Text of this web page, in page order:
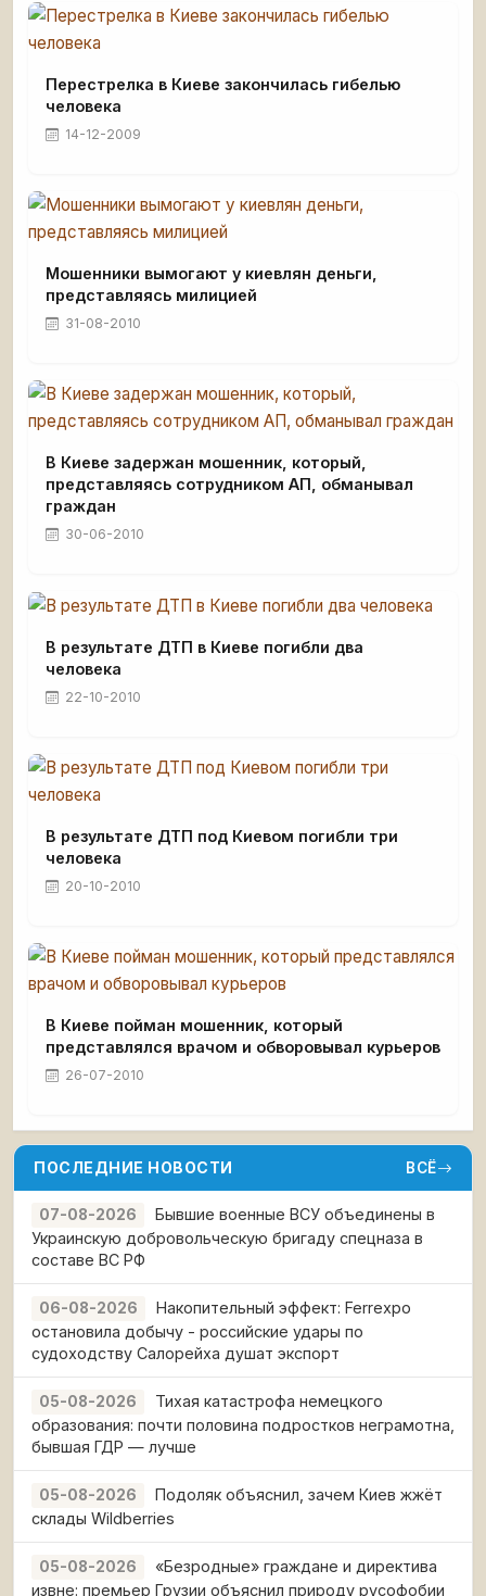
Перестрелка в Киеве закончилась гибелью
человека
14-12-2009
Мошенники вымогают у киевлян деньги,
представляясь милицией
31-08-2010
В Киеве задержан мошенник, который,
представляясь сотрудником АП, обманывал
граждан
30-06-2010
В результате ДТП в Киеве погибли два
человека
22-10-2010
В результате ДТП под Киевом погибли три
человека
20-10-2010
В Киеве пойман мошенник, который
представлялся врачом и обворовывал курьеров
26-07-2010
ПОСЛЕДНИЕ НОВОСТИ ВСЁ
07-08-2026
Бывшие военные ВСУ объединены в
Украинскую добровольческую бригаду спецназа в
составе ВС РФ
06-08-2026
Накопительный эффект: Ferrexpo
остановила добычу - российские удары по
судоходству Салорейха душат экспорт
05-08-2026
Тихая катастрофа немецкого
образования: почти половина подростков неграмотна,
бывшая ГДР — лучше
05-08-2026
Подоляк объяснил, зачем Киев жжёт
склады Wildberries
05-08-2026
«Безродные» граждане и директива
извне: премьер Грузии объяснил природу русофобии